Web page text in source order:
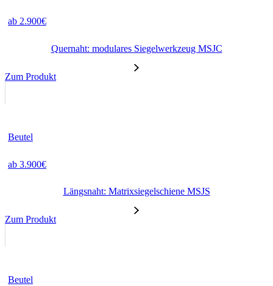
ab 2.900€
Quernaht: modulares Siegelwerkzeug MSJC
Zum Produkt
Beutel
ab 3.900€
Längsnaht: Matrixsiegelschiene MSJS
Zum Produkt
Beutel